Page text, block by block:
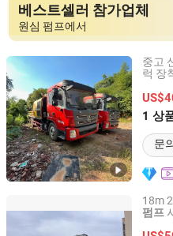
베스트셀러 참가업체
원심 펌프에서
중고
럭 장
1 상
문
Changsha Reliable
Hunan, China
18m
펌프
Hunan Tant Construction